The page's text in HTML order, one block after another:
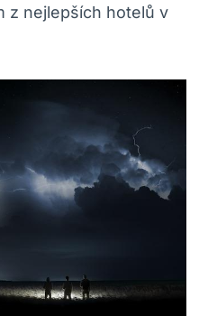
z nejlepších hotelů v